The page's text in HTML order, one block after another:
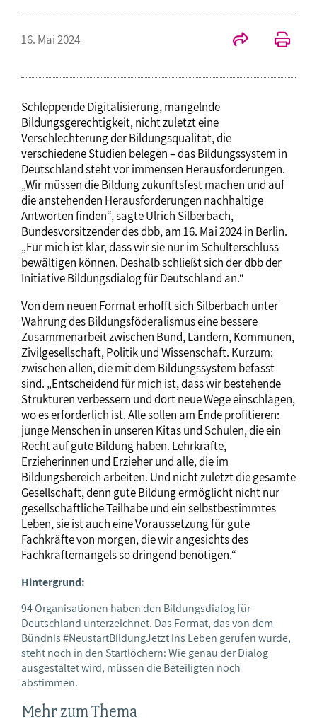
16. Mai 2024
Schleppende Digitalisierung, mangelnde
Bildungsgerechtigkeit, nicht zuletzt eine
Verschlechterung der Bildungsqualität, die
verschiedene Studien belegen – das Bildungssystem in
Deutschland steht vor immensen Herausforderungen.
„Wir müssen die Bildung zukunftsfest machen und auf
die anstehenden Herausforderungen nachhaltige
Antworten finden“, sagte Ulrich Silberbach,
Bundesvorsitzender des dbb, am 16. Mai 2024 in Berlin.
„Für mich ist klar, dass wir sie nur im Schulterschluss
bewältigen können. Deshalb schließt sich der dbb der
Initiative Bildungsdialog für Deutschland an.“
Von dem neuen Format erhofft sich Silberbach unter
Wahrung des Bildungsföderalismus eine bessere
Zusammenarbeit zwischen Bund, Ländern, Kommunen,
Zivilgesellschaft, Politik und Wissenschaft. Kurzum:
zwischen allen, die mit dem Bildungssystem befasst
sind. „Entscheidend für mich ist, dass wir bestehende
Strukturen verbessern und dort neue Wege einschlagen,
wo es erforderlich ist. Alle sollen am Ende profitieren:
junge Menschen in unseren Kitas und Schulen, die ein
Recht auf gute Bildung haben. Lehrkräfte,
Erzieherinnen und Erzieher und alle, die im
Bildungsbereich arbeiten. Und nicht zuletzt die gesamte
Gesellschaft, denn gute Bildung ermöglicht nicht nur
gesellschaftliche Teilhabe und ein selbstbestimmtes
Leben, sie ist auch eine Voraussetzung für gute
Fachkräfte von morgen, die wir angesichts des
Fachkräftemangels so dringend benötigen.“
Hintergrund:
94 Organisationen haben den Bildungsdialog für
Deutschland unterzeichnet. Das Format, das von dem
Bündnis #NeustartBildungJetzt ins Leben gerufen wurde,
steht noch in den Startlöchern: Wie genau der Dialog
ausgestaltet wird, müssen die Beteiligten noch
abstimmen.
Mehr zum Thema